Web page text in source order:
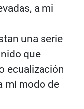
a mi
una serie
que
ecualización
mi modo de